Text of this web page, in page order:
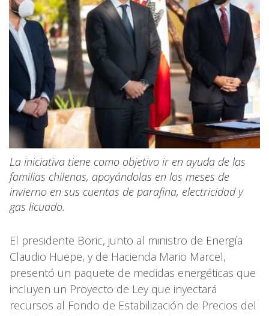
La iniciativa tiene como objetivo ir en ayuda de las
familias chilenas, apoyándolas en los meses de
invierno en sus cuentas de parafina, electricidad y
gas licuado.
El presidente Boric, junto al ministro de Energía
Claudio Huepe, y de Hacienda Mario Marcel,
presentó un paquete de medidas energéticas que
incluyen un Proyecto de Ley que inyectará
recursos al Fondo de Estabilización de Precios del